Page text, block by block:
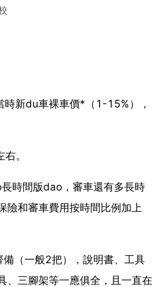
時新du車裸車價*（1-15%），
。
時間版dao，審車還有多長時
險和審車費用按時間比例加上
（一般2把），說明書、工具
、三腳架等一應俱全，且一直在